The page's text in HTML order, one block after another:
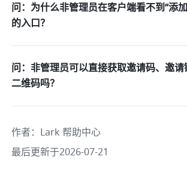
问：为什么非管理员在客户端看不到“添
的入口？
问：非管理员可以直接获取邀请码、邀
二维码吗？
作者： Lark 帮助中心
最后更新于2026-07-21